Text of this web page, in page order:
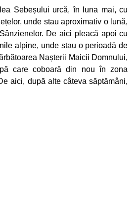
Sebeșului urcă, în luna mai, cu
unde stau aproximativ o lună,
De aici pleacă apoi cu
alpine, unde stau o perioadă de
Nașterii Maicii Domnului,
care coboară din nou în zona
aici, după alte câteva săptămâni,